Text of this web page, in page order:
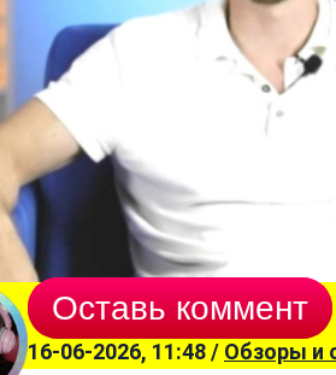
Оставь коммент
16-06-2026, 11:48 / Обзоры и